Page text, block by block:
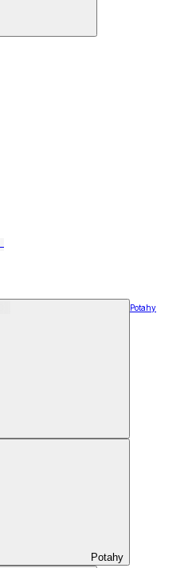
Potahy
Potahy